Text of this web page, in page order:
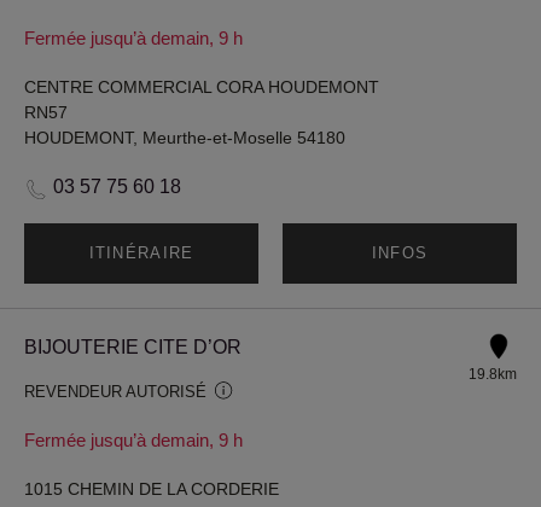
Fermée jusqu’à demain, 9 h
CENTRE COMMERCIAL CORA HOUDEMONT
RN57
HOUDEMONT, Meurthe-et-Moselle 54180
03 57 75 60 18
ITINÉRAIRE INFOS
BIJOUTERIE CITE D’OR
REVENDEUR AUTORISÉ
Fermée jusqu’à demain, 9 h
19.8km
1015 CHEMIN DE LA CORDERIE